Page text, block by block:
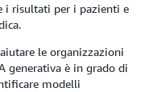
i risultati per i pazienti e
le organizzazioni
generativa è in grado di
modelli